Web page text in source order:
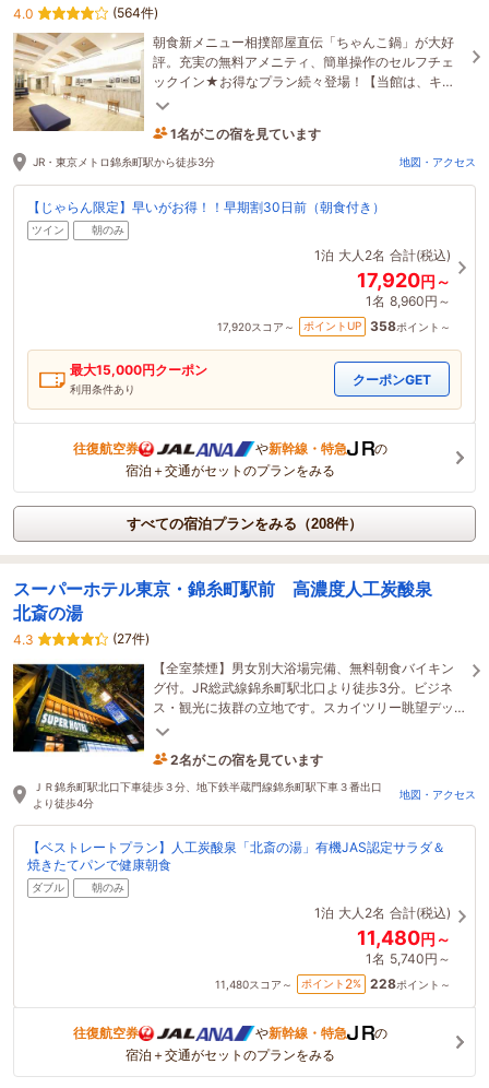
4.0
(564件)
朝食新メニュー相撲部屋直伝「ちゃんこ鍋」が大好
評。充実の無料アメニティ、簡単操作のセルフチェ
ックイン★お得なプラン続々登場！【当館は、キャ
ッシュレスです】※現金ではお支払い頂けません。
7時間前に予約されました
JR・東京メトロ錦糸町駅から徒歩3分 地図・アクセス
【じゃらん限定】早いがお得！！早期割30日前（朝食付き）
ツイン 朝のみ
1泊 大人2名 合計(税込)
17,920円～
1名 8,960円～
17,920スコア～ ポイントUP 358ポイント～
最大15,000円クーポン
利用条件あり
クーポンGET
往復航空券 や新幹線・特急
の
宿泊＋交通がセットのプランをみる
すべての宿泊プランをみる（208件）
スーパーホテル東京・錦糸町駅前 高濃度人工炭酸泉
北斎の湯
4.3
(27件)
【全室禁煙】男女別大浴場完備、無料朝食バイキン
グ付。JR総武線錦糸町駅北口より徒歩3分。ビジネ
ス・観光に抜群の立地です。スカイツリー眺望デッ
キあり！ 全室無料ＷｉＦｉ完備！
たった今予約されました
ＪＲ錦糸町駅北口下車徒歩３分、地下鉄半蔵門線錦糸町駅下車３番出口
より徒歩4分
地図・アクセス
【ベストレートプラン】人工炭酸泉「北斎の湯」有機JAS認定サラダ＆
焼きたてパンで健康朝食
ダブル 朝のみ
1泊 大人2名 合計(税込)
11,480円～
1名 5,740円～
11,480スコア～ ポイント 2% 228ポイント～
往復航空券 や新幹線・特急
の
宿泊＋交通がセットのプランをみる